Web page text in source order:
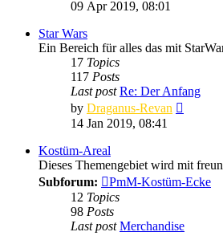
09 Apr 2019, 08:01
Star Wars
Ein Bereich für alles das mit
17 Topics
117 Posts
Last post Re: Der Anfang
by Draganus-Revan
14 Jan 2019, 08:41
Kostüm-Areal
Dieses Themengebiet wird mit
Subforum:
PmM-Kostüm-Ecke
12 Topics
98 Posts
Last post Merchandise